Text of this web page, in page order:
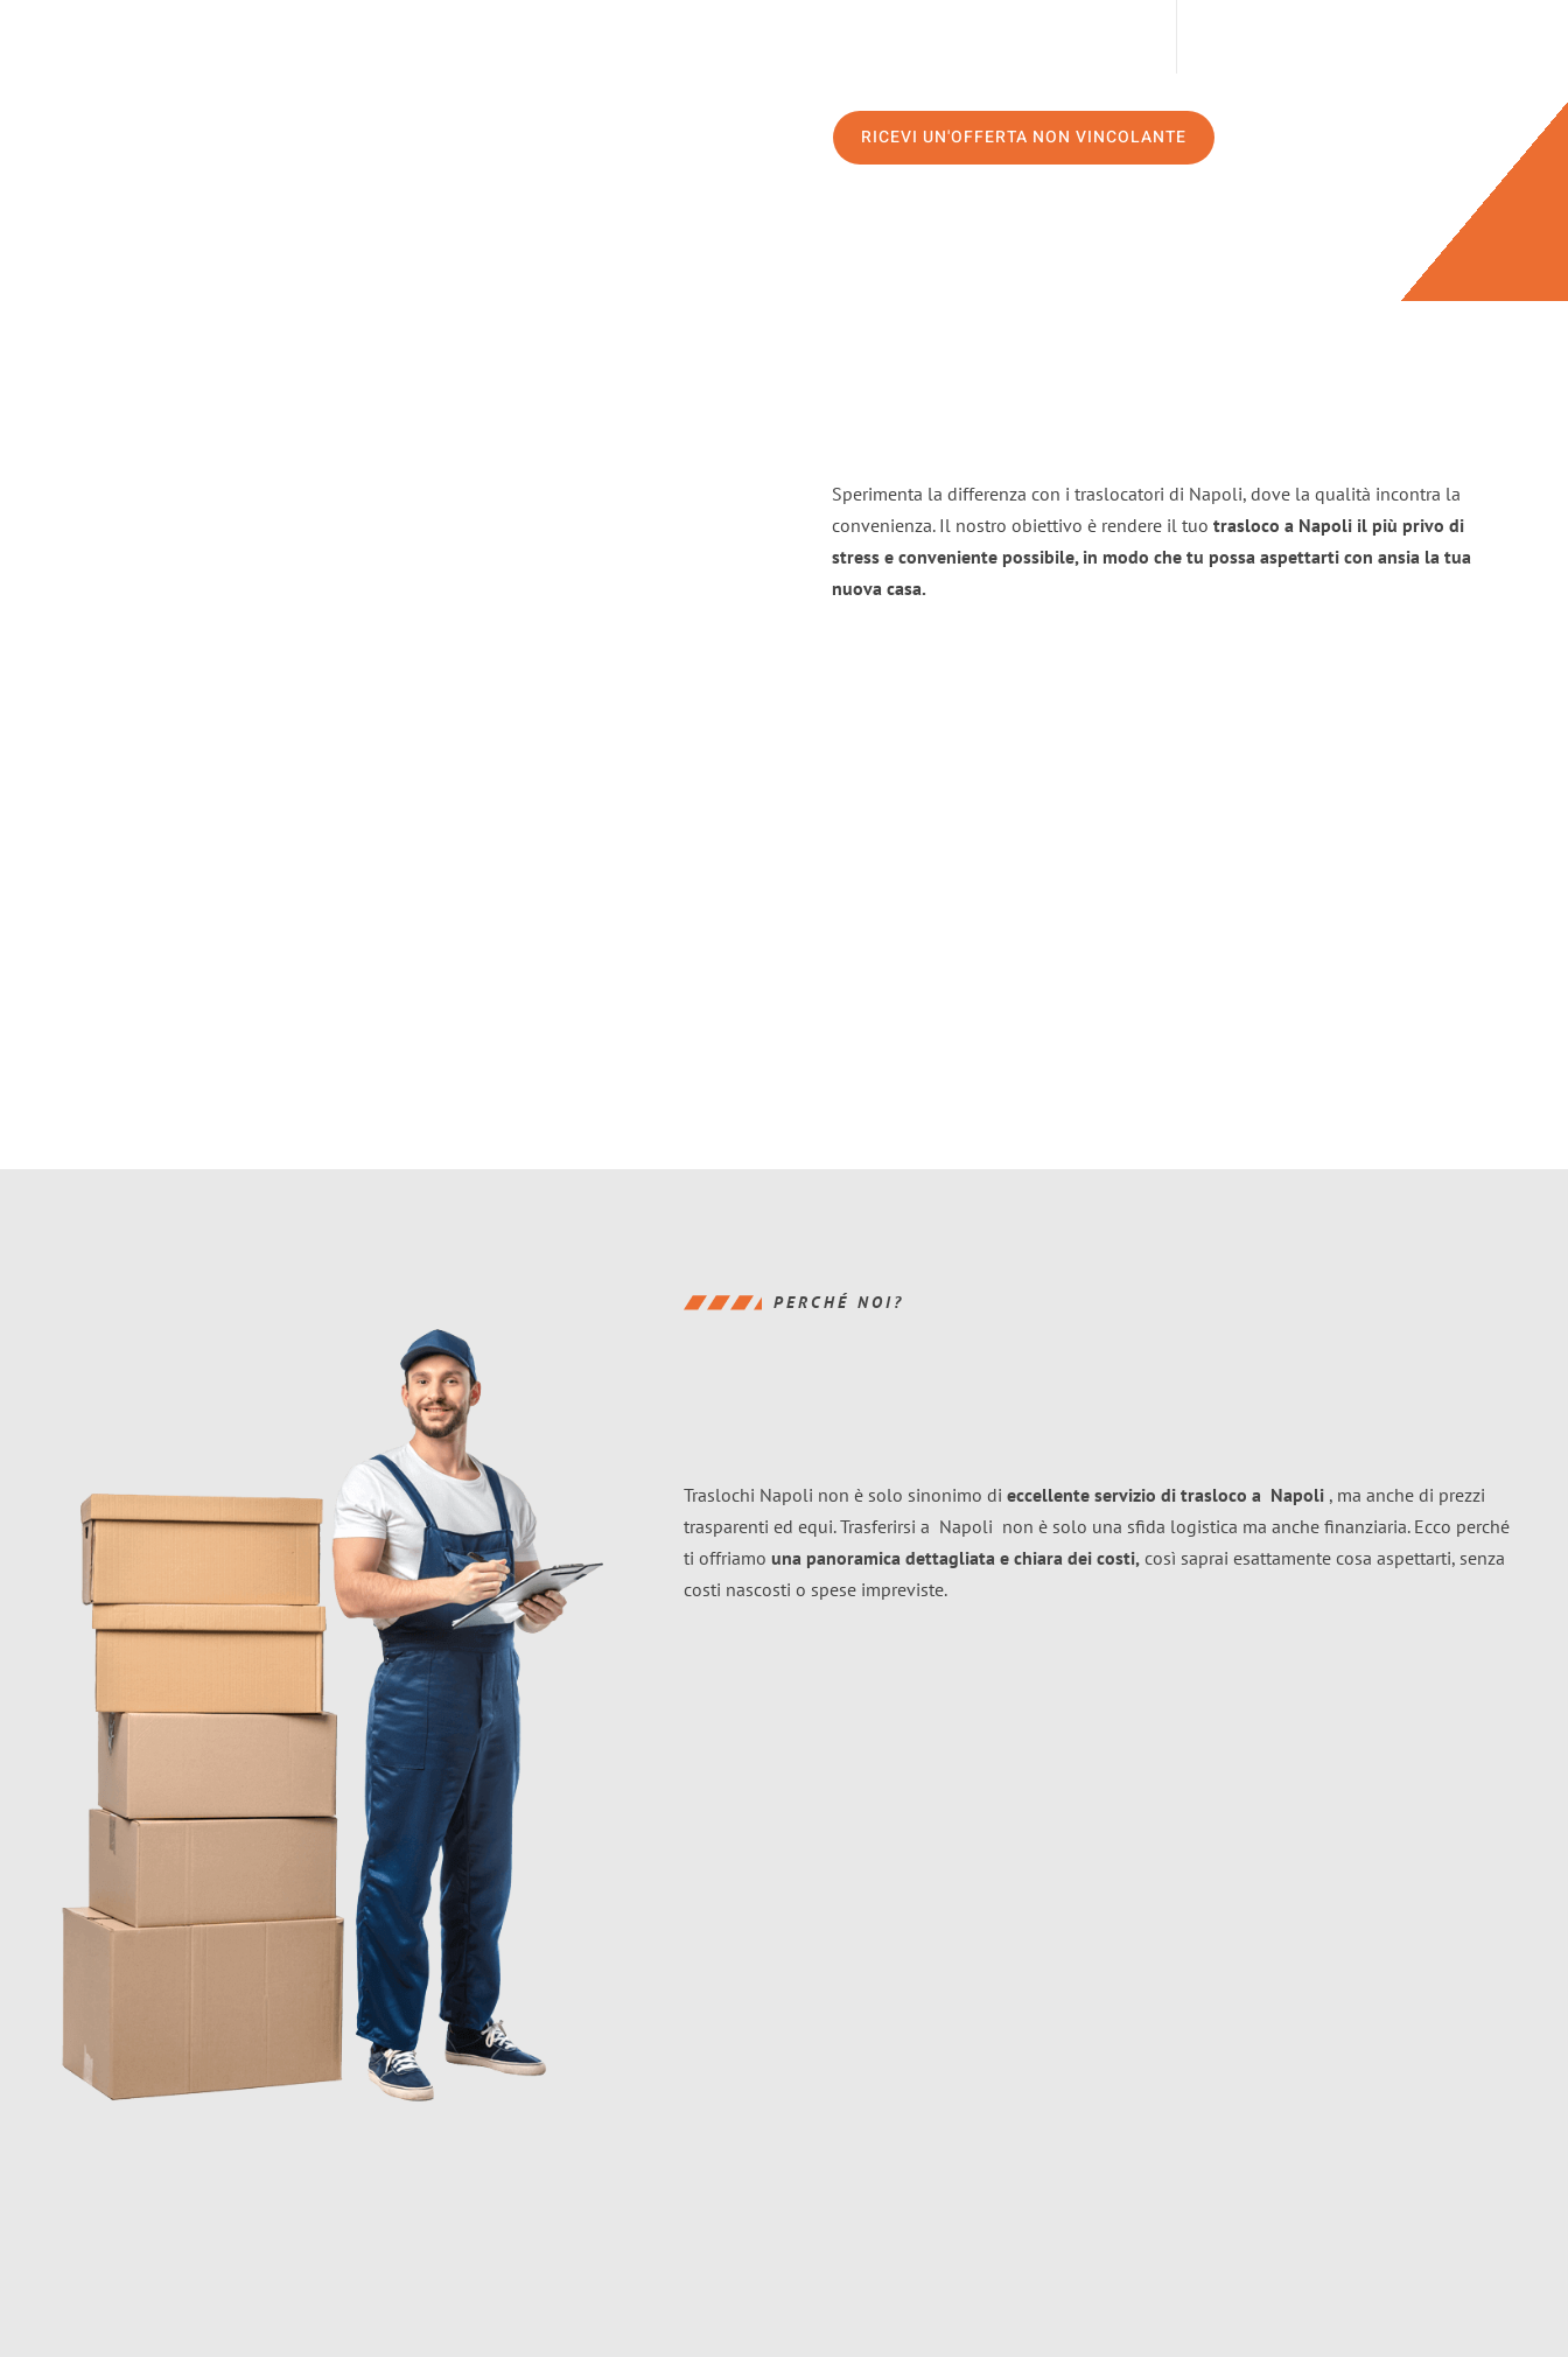
RICEVI UN'OFFERTA NON VINCOLANTE
Sperimenta la differenza con i traslocatori di Napoli, dove la qualità incontra la
convenienza. Il nostro obiettivo è rendere il tuo trasloco a Napoli il più privo di
stress e conveniente possibile, in modo che tu possa aspettarti con ansia la tua
nuova casa.
PERCHÉ NOI?
Traslochi Napoli non è solo sinonimo di eccellente servizio di trasloco a Napoli , ma anche di prezzi
trasparenti ed equi. Trasferirsi a Napoli non è solo una sfida logistica ma anche finanziaria. Ecco perché
ti offriamo una panoramica dettagliata e chiara dei costi, così saprai esattamente cosa aspettarti, senza
costi nascosti o spese impreviste.